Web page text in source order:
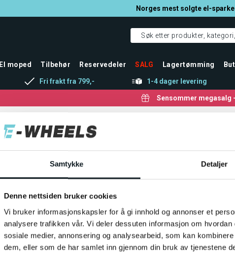
Samtykke Detaljer
Denne nettsiden bruker cookies
Vi bruker informasjonskapsler for å gi innhold og annonser et
analysere trafikken vår. Vi deler dessuten informasjon om
sosiale medier, annonsering og analysearbeid, som kan
dem, eller som de har samlet inn gjennom din bruk av tjenestene
Norges mest solgte el-
El moped Tilbehør Reservedeler SALG Lagertømming
Fri frakt fra 799,- 1-4 dager levering
Sensommer megasalg
E-WHEELS